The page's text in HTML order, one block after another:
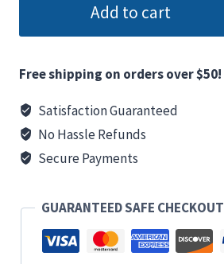
Add to cart
Free shipping on orders over $50!
Satisfaction Guaranteed
No Hassle Refunds
Secure Payments
GUARANTEED SAFE CHECKOUT